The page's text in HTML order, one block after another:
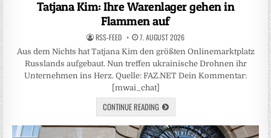
Tatjana Kim: Ihre Warenlager gehen in
Flammen auf
RSS-FEED 7. AUGUST 2026
Aus dem Nichts hat Tatjana Kim den größten Onlinemarktplatz
Russlands aufgebaut. Nun treffen ukrainische Drohnen ihr
Unternehmen ins Herz. Quelle: FAZ.NET Dein Kommentar:
[mwai_chat]
CONTINUE READING